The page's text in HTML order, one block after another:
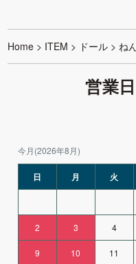
Home> ITEM > ドール> ね
営業
今月(2026年8月)
日 月 火
2 3 4
9 10 11